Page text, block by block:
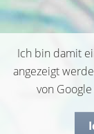
Ich bin damit
angezeigt
von Google